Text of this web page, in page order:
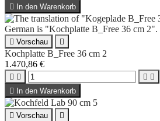
 In den Warenkorb
 Vorschau 
Kochplatte B_Free 36 cm 2
1.470,86 €
   
 In den Warenkorb
 Vorschau 